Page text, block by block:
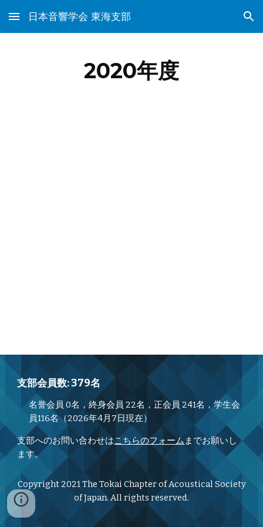
Skip to main content Skip to navigation
日本音響学会 東海支部
2020年度
支部会員数: 379名
名誉会員 0名，終身会員 22名，正会員 241名，学生会
員116名（2026年4月7日現在）
支部へのお問い合わせはこちらのフォーム までお願いし
ます。
Copyright 2021 The Tokai Chapter of Acoustical Society
of Japan. All rights reserved.